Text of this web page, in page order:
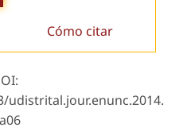
Cómo citar